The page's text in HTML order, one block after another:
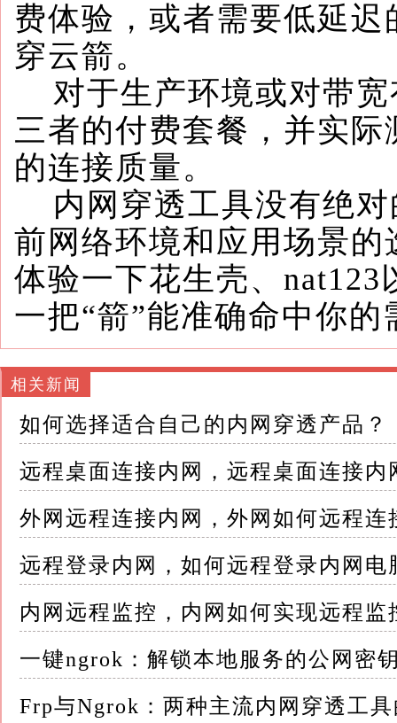
费体验，或者需要低延迟
穿云箭。
对于生产环境或对带宽
三者的付费套餐，并实
的连接质量。
内网穿透工具没有绝对
前网络环境和应用场景
体验一下花生壳、
一把“箭”能准确命中你的
相关新闻
如何选择适合自己的内网穿透产品？
远程桌面连接内网，远程桌面连接内
外网远程连接内网，外网如何远程连
远程登录内网，如何远程登录内网电
内网远程监控，内网如何实现远程监
一键ngrok：解锁本地服务的公网密
Frp与Ngrok：两种主流内网穿透工